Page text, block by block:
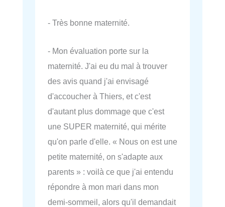
- Très bonne maternité.
- Mon évaluation porte sur la
maternité. J'ai eu du mal à trouver
des avis quand j'ai envisagé
d'accoucher à Thiers, et c'est
d'autant plus dommage que c'est
une SUPER maternité, qui mérite
qu'on parle d'elle. « Nous on est une
petite maternité, on s'adapte aux
parents » : voilà ce que j'ai entendu
répondre à mon mari dans mon
demi-sommeil, alors qu'il demandait